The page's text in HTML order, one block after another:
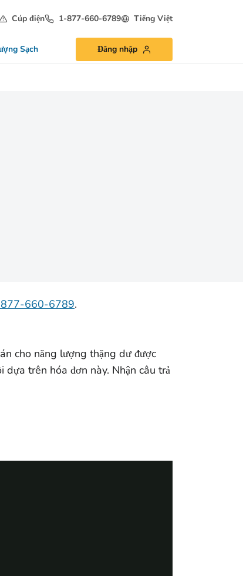
Cúp điện 1-877-660-6789 Tiếng Việt
Sạch Đăng nhập
660-6789.
cho năng lượng thặng dư được
trên hóa đơn này. Nhận câu trả